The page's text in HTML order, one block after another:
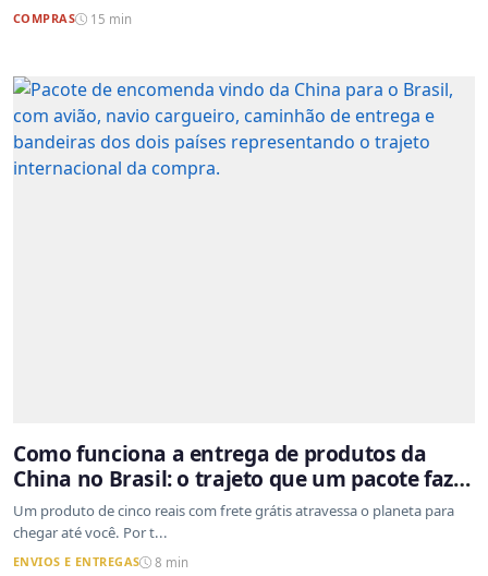
COMPRAS 15 min
Como funciona a entrega de produtos da
China no Brasil: o trajeto que um pacote faz
do outro lado do mundo até a sua casa
Um produto de cinco reais com frete grátis atravessa o planeta para
chegar até você. Por t...
ENVIOS E ENTREGAS 8 min